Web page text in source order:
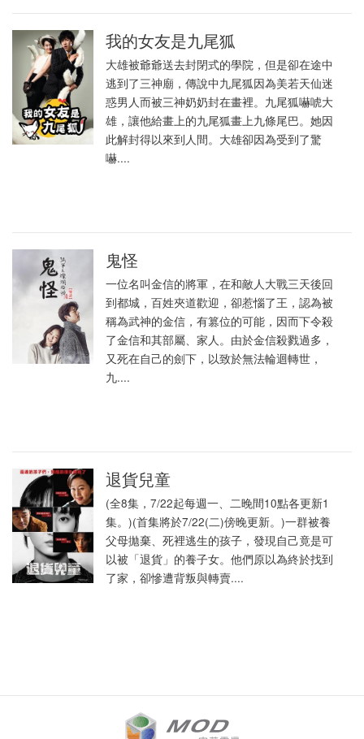
我的女友是九尾狐
大雄被爺爺送去封閉式的學院，但是卻在途中
逃到了三神廟，傳說中九尾狐因為美若天仙迷
惑男人而被三神奶奶封在畫裡。九尾狐嚇唬大
雄，讓他給畫上的九尾狐畫上九條尾巴。她因
此解封得以來到人間。大雄卻因為受到了驚
嚇....
鬼怪
一位名叫金信的將軍，在和敵人大戰三天後回
到都城，百姓夾道歡迎，卻惹惱了王，認為被
稱為武神的金信，有篡位的可能，因而下令殺
了金信和其部屬、家人。由於金信殺戮過多，
又死在自己的劍下，以致於無法輪迴轉世，
九....
退貨兒童
(全8集，7/22起每週一、二晚間10點各更新1
集。)(首集將於7/22(二)傍晚更新。)一群被養
父母拋棄、死裡逃生的孩子，發現自己竟是可
以被「退貨」的養子女。他們原以為終於找到
了家，卻慘遭背叛與轉賣....